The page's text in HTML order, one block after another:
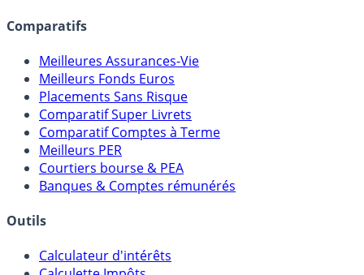
assureurs, sociétés de gestion, CGP, etc.
Comparatifs
Meilleures Assurances-Vie
Meilleurs Fonds Euros
Placements Sans Risque
Comparatif Super Livrets
Comparatif Comptes à Terme
Meilleurs PER
Banques & Comptes rémunérés
Outils